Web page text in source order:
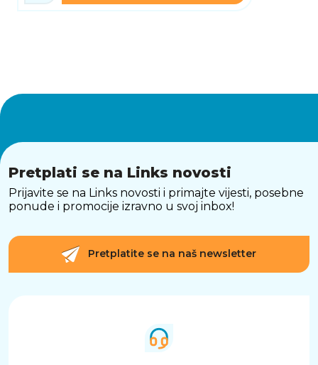
Pretplati se na Links novosti
Prijavite se na Links novosti i primajte vijesti, posebne
ponude i promocije izravno u svoj inbox!
Pretplatite se na naš newsletter